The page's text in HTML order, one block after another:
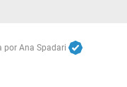
por Ana Spadari